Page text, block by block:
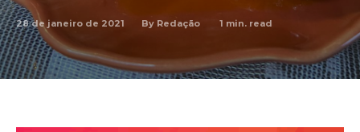
28 de janeiro de 2021 By Redação 1 min. read